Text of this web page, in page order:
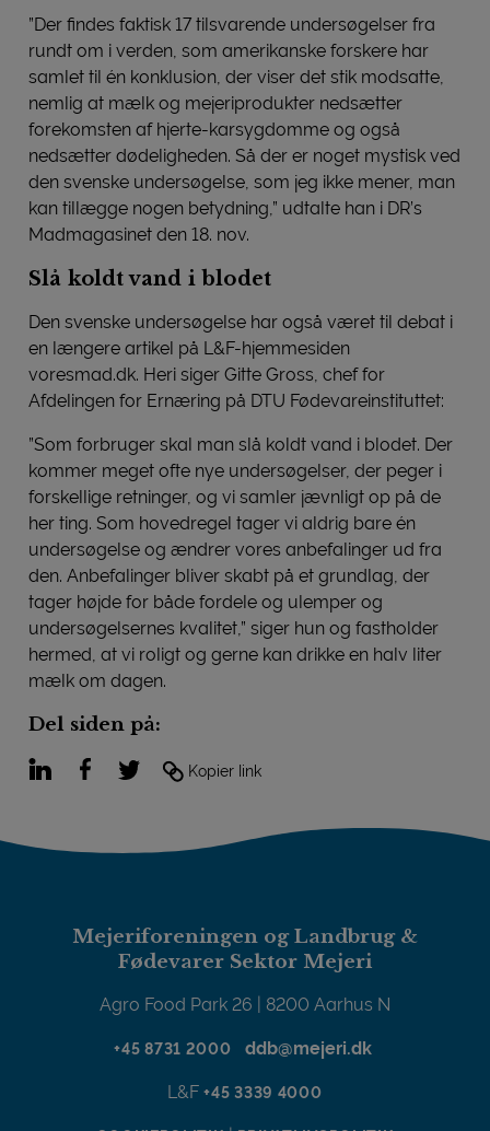
”Der findes faktisk 17 tilsvarende undersøgelser fra
rundt om i verden, som amerikanske forskere har
samlet til én konklusion, der viser det stik modsatte,
nemlig at mælk og mejeriprodukter nedsætter
forekomsten af hjerte-karsygdomme og også
nedsætter dødeligheden. Så der er noget mystisk ved
den svenske undersøgelse, som jeg ikke mener, man
kan tillægge nogen betydning,” udtalte han i DR’s
Madmagasinet den 18. nov.
Slå koldt vand i blodet
Den svenske undersøgelse har også været til debat i
en længere artikel på L&F-hjemmesiden
voresmad.dk. Heri siger Gitte Gross, chef for
Afdelingen for Ernæring på DTU Fødevareinstituttet:
”Som forbruger skal man slå koldt vand i blodet. Der
kommer meget ofte nye undersøgelser, der peger i
forskellige retninger, og vi samler jævnligt op på de
her ting. Som hovedregel tager vi aldrig bare én
undersøgelse og ændrer vores anbefalinger ud fra
den. Anbefalinger bliver skabt på et grundlag, der
tager højde for både fordele og ulemper og
undersøgelsernes kvalitet,” siger hun og fastholder
hermed, at vi roligt og gerne kan drikke en halv liter
mælk om dagen.
Del siden på:
LinkedInFacebook
TwitterKopier link
Mejeriforeningen og Landbrug &
Fødevarer Sektor Mejeri
Agro Food Park 26 | 8200 Aarhus N
+45 8731 2000 ddb@mejeri.dk
L&F+45 3339 4000